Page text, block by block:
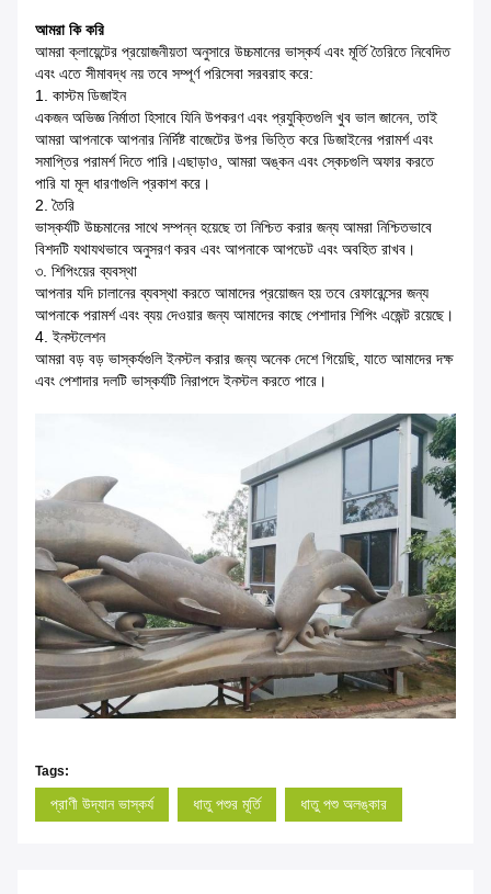
আমরা কি করি
আমরা ক্লায়েন্টের প্রয়োজনীয়তা অনুসারে উচ্চমানের ভাস্কর্য এবং মূর্তি তৈরিতে নিবেদিত
এবং এতে সীমাবদ্ধ নয় তবে সম্পূর্ণ পরিসেবা সরবরাহ করে:
1. কাস্টম ডিজাইন
একজন অভিজ্ঞ নির্মাতা হিসাবে যিনি উপকরণ এবং প্রযুক্তিগুলি খুব ভাল জানেন, তাই
আমরা আপনাকে আপনার নির্দিষ্ট বাজেটের উপর ভিত্তি করে ডিজাইনের পরামর্শ এবং
সমাপ্তির পরামর্শ দিতে পারি।এছাড়াও, আমরা অঙ্কন এবং স্কেচগুলি অফার করতে
পারি যা মূল ধারণাগুলি প্রকাশ করে।
2. তৈরি
ভাস্কর্যটি উচ্চমানের সাথে সম্পন্ন হয়েছে তা নিশ্চিত করার জন্য আমরা নিশ্চিতভাবে
বিশদটি যথাযথভাবে অনুসরণ করব এবং আপনাকে আপডেট এবং অবহিত রাখব।
৩. শিপিংয়ের ব্যবস্থা
আপনার যদি চালানের ব্যবস্থা করতে আমাদের প্রয়োজন হয় তবে রেফারেন্সের জন্য
আপনাকে পরামর্শ এবং ব্যয় দেওয়ার জন্য আমাদের কাছে পেশাদার শিপিং এজেন্ট রয়েছে।
4. ইনস্টলেশন
আমরা বড় বড় ভাস্কর্যগুলি ইনস্টল করার জন্য অনেক দেশে গিয়েছি, যাতে আমাদের দক্ষ
এবং পেশাদার দলটি ভাস্কর্যটি নিরাপদে ইনস্টল করতে পারে।
Tags:
প্রাণী উদ্যান ভাস্কর্য ধাতু পশুর মূর্তি ধাতু পশু অলঙ্কার